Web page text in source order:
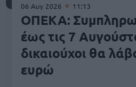
06 Αυγ 2026 11:13
ΟΠΕΚΑ:
έως τις 7
δικαιούχοι θα
ευρώ